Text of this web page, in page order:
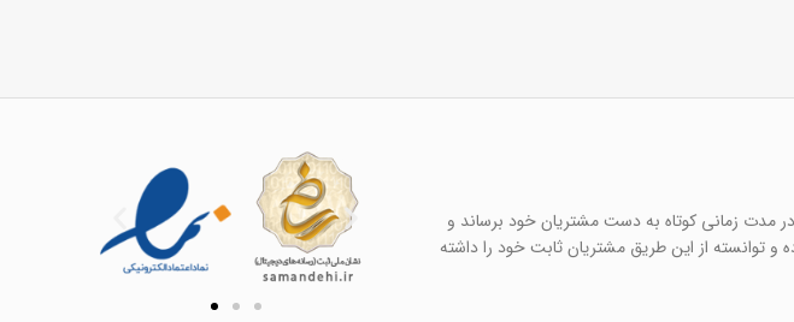
مدت زمانی کوتاه به دست مشتریان خود برساند و
و توانسته از این طریق مشتریان ثابت خود را داشته